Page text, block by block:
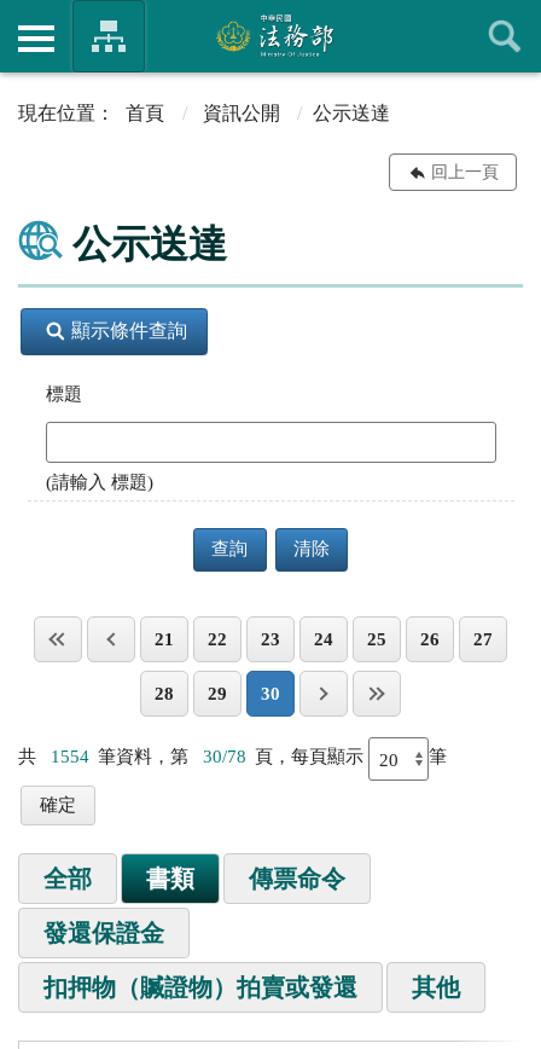
首頁 資訊公開 公示送達
回上一頁
公示送達
顯示條件查詢
標題
(請輸入 標題)
查詢 清除
21 22 23 24 25 26 27
28 29 30
共 1554 筆資料，第 30/78 頁，每頁顯示 筆
全部 書類 傳票命令
發還保證金
扣押物（贓證物）拍賣或發還 其他